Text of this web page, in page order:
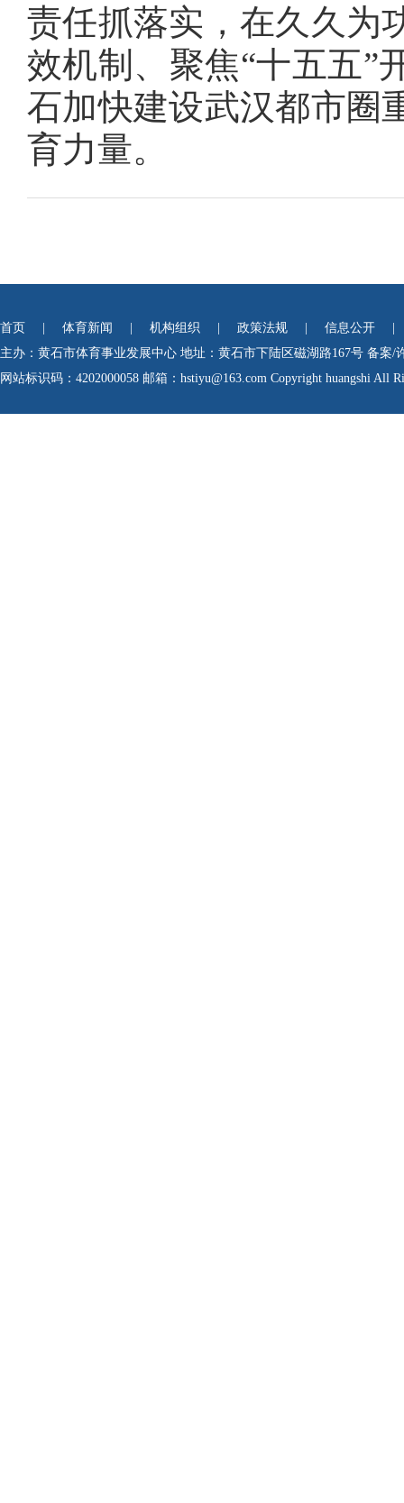
责任抓落实，在久久为
效机制、聚焦“十五五”
石加快建设武汉都市圈
育力量。
首页 体育新闻 机构组织 政策法规 信息公开
主办：黄石市体育事业发展中心 地址：黄石市下陆区磁湖路167号 备案/
网站标识码：4202000058 邮箱：hstiyu@163.com Copyright huangshi All